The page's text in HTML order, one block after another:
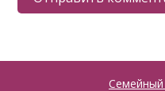
Семейный